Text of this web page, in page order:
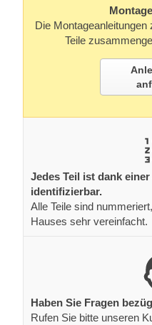
Die
Teile
Jedes Teil ist dank
identifizierbar.
Alle Teile sind
Hauses sehr vereinfacht.
Haben Sie Fragen
Rufen Sie bitte unseren